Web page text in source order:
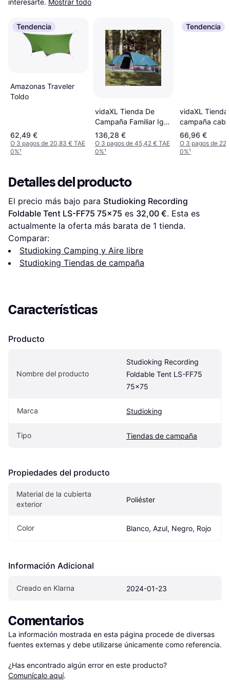
interesarte. Mostrar todo
Tendencia
Amazonas Traveler
Toldo
62,49 €
O 3 pagos de 20,83 € TAE
0%¹
vidaXL Tienda De
Campaña Familiar Iglú
9 Personas
Impermeable Azul
136,28 €
O 3 pagos de 45,42 € TAE
0%¹
Tendencia
vidaXL Tienda
campaña
personas
rápida azul
66,96 €
O 3 pagos de
0%¹
Detalles del producto
El precio más bajo para Studioking Recording
Foldable Tent LS-FF75 75x75 es 32,00 €. Esta es
actualmente la oferta más barata de 1 tienda.
Comparar:
Studioking Camping y Aire libre
Studioking Tiendas de campaña
Características
Producto
Nombre del producto
Studioking Recording
Foldable Tent LS-FF75
75x75
Marca Studioking
Tipo Tiendas de campaña
Propiedades del producto
Material de la cubierta
exterior
Poliéster
Color Blanco, Azul, Negro, Rojo
Información Adicional
Creado en Klarna 2024-01-23
Comentarios
La información mostrada en esta página procede de diversas
fuentes externas y debe utilizarse únicamente como referencia.
¿Has encontrado algún error en este producto?
Comunícalo aquí.